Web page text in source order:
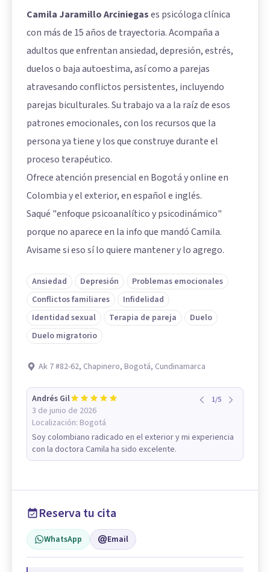
Camila Jaramillo Arciniegases psicóloga clínica
con más de 15 años de trayectoria. Acompaña a
adultos que enfrentan ansiedad, depresión, estrés,
duelos o baja autoestima, así como a parejas
atravesando conflictos persistentes, incluyendo
parejas biculturales. Su trabajo va a la raíz de esos
patrones emocionales, con los recursos que la
persona ya tiene y los que construye durante el
proceso terapéutico.
Ofrece atención presencial en Bogotá y online en
Colombia y el exterior, en español e inglés.
Saqué "enfoque psicoanalítico y psicodinámico"
porque no aparece en la info que mandó Camila.
Avisame si eso sí lo quiere mantener y lo agrego.
Ansiedad Depresión
Problemas emocionales
Conflictos familiares
Infidelidad
Identidad sexual
Terapia de pareja
Duelo
Duelo migratorio
Ak 7 #82-62, Chapinero, Bogotá, Cundinamarca
Andrés Gil
3 de junio de 2026
Localización: Bogotá
1/5
Soy colombiano radicado en el exterior y mi experiencia
con la doctora Camila ha sido excelente.
Reserva tu cita
WhatsApp Email